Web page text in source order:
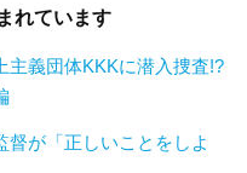
れています
主義団体KKKに潜入捜査!?
督が「正しいことをしよ